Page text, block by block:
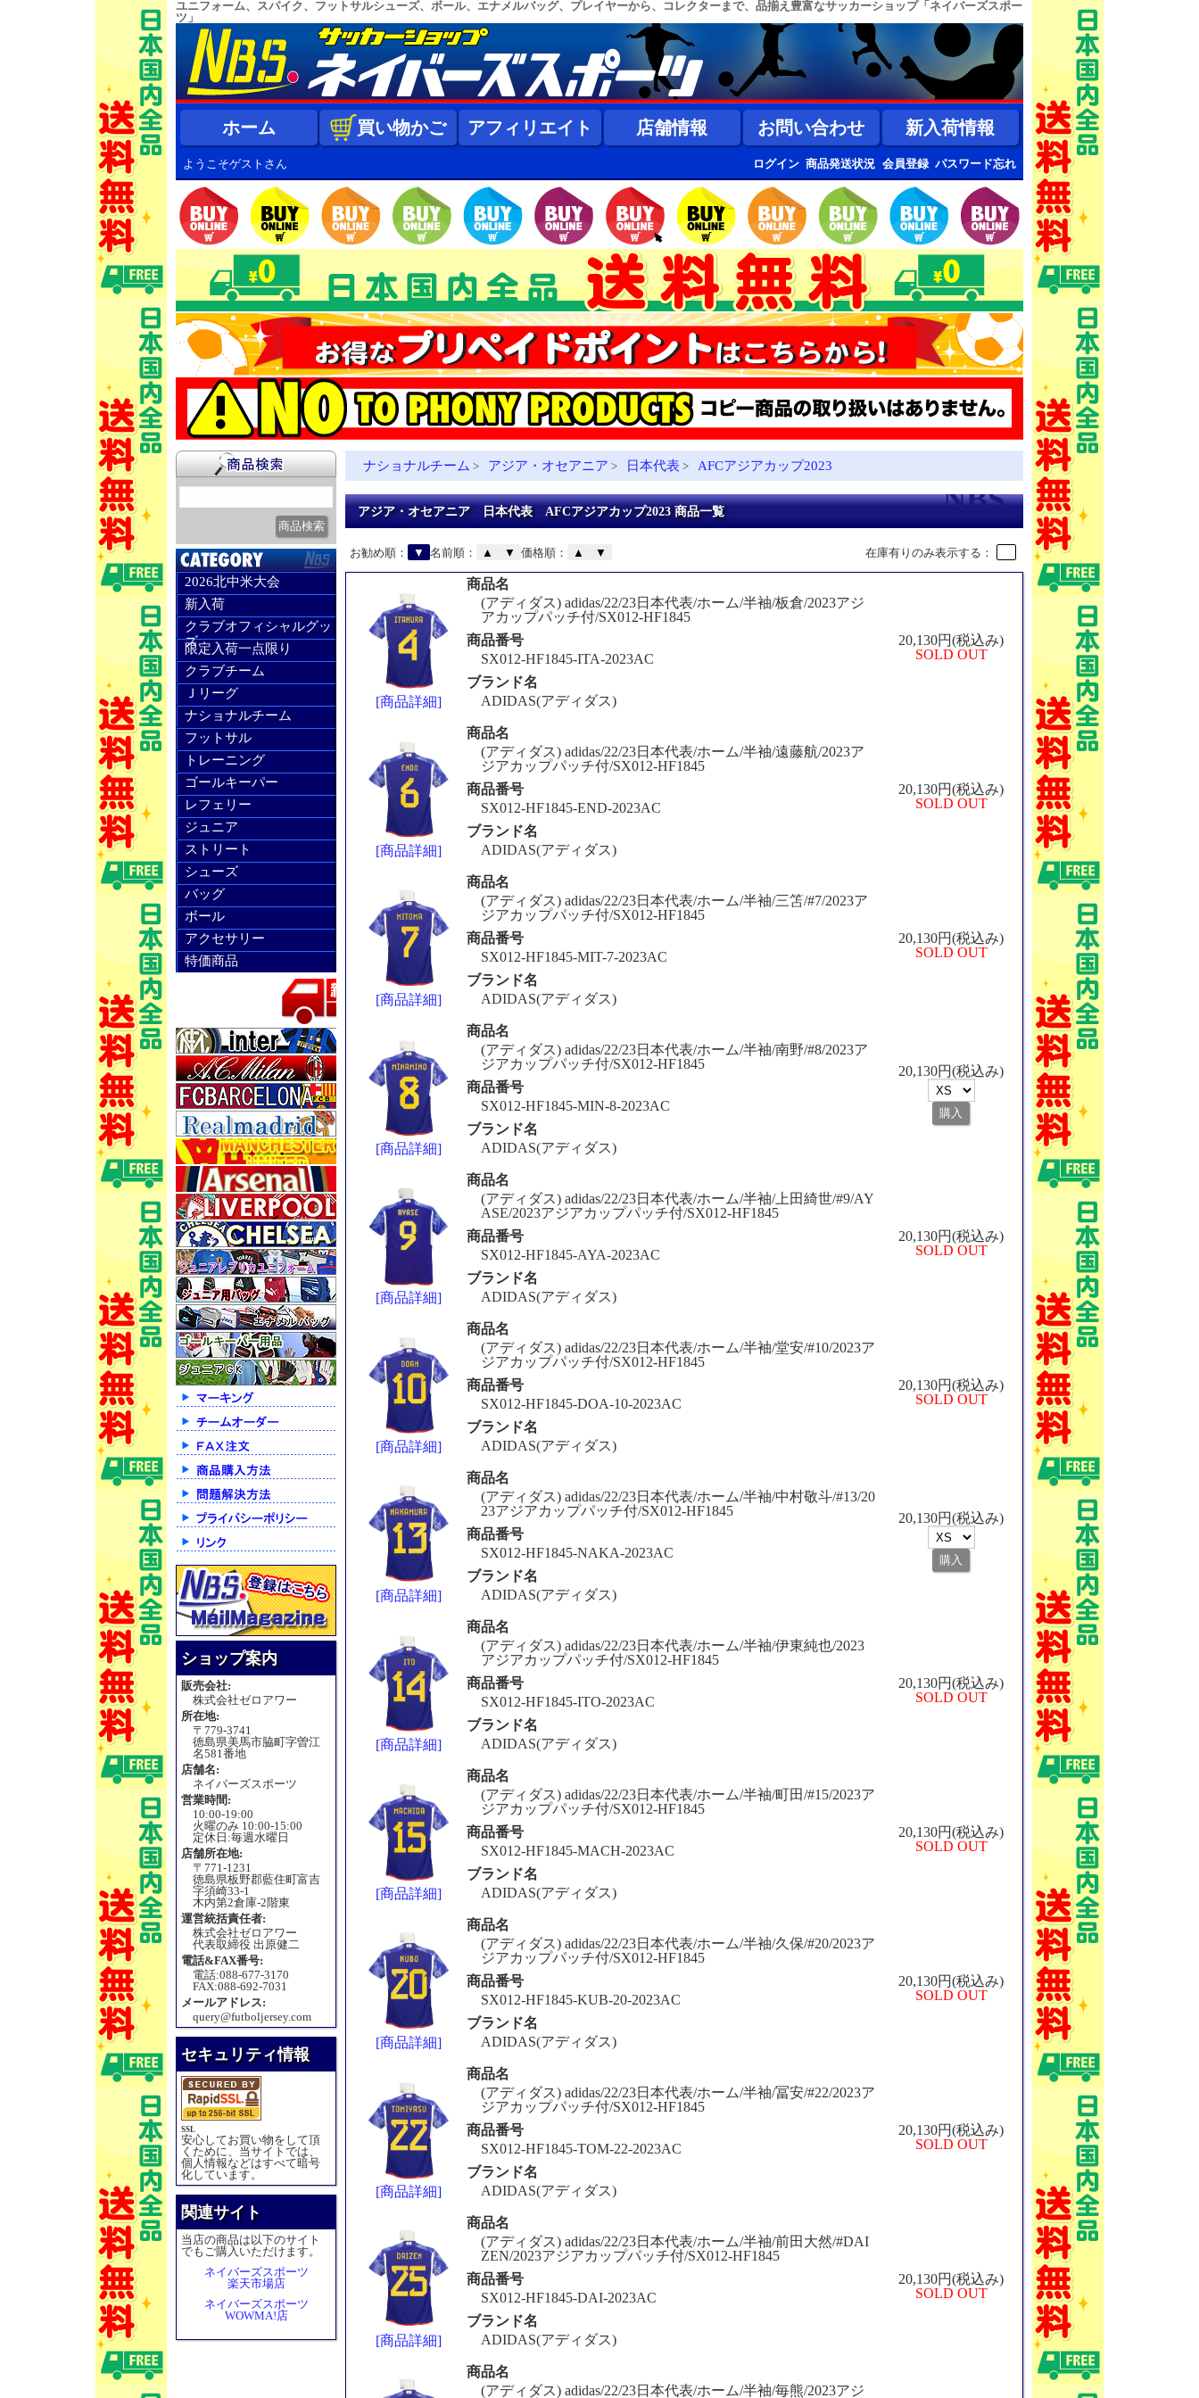
ユニフォーム、スパイク、フットサルシューズ、ボール、エナメルバッグ、プレイヤーから、コレクターまで、品揃え豊富なサッカーショップ「ネイバーズスポー
ツ」
ホーム 買い物かご アフィリエイト 店舗情報 お問い合わせ 新入荷情報
ようこそゲストさん ログイン 商品発送状況 会員登録 パスワード忘れ
2026北中米大会
新入荷
クラブオフィシャルグッ
ズ
限定入荷一点限り
クラブチーム
Ｊリーグ
ナショナルチーム
フットサル
トレーニング
ゴールキーパー
レフェリー
ジュニア
ストリート
シューズ
バッグ
ボール
アクセサリー
特価商品
ショップ案内
販売会社:
株式会社ゼロアワー
所在地:
〒779-3741
徳島県美馬市脇町字曽江
名581番地
店舗名:
ネイバーズスポーツ
営業時間:
10:00-19:00
火曜のみ 10:00-15:00
定休日:毎週水曜日
店舗所在地:
〒771-1231
徳島県板野郡藍住町富吉
字須崎33-1
木内第2倉庫-2階東
運営統括責任者:
株式会社ゼロアワー
代表取締役 出原健二
電話&FAX番号:
電話:088-677-3170
FAX:088-692-7031
メールアドレス:
query@futboljersey.com
セキュリティ情報
SSL
安心してお買い物をして頂
くために、当サイトでは、
個人情報などはすべて暗号
化しています。
関連サイト
当店の商品は以下のサイト
でもご購入いただけます。
ネイバーズスポーツ
楽天市場店
ネイバーズスポーツ
WOWMA!店
ナショナルチーム > アジア・オセアニア > 日本代表 > AFCアジアカップ2023
アジア・オセアニア 日本代表 AFCアジアカップ2023 商品一覧
お勧め順： ▼ 名前順： ▲ ▼ 価格順： ▲ ▼ 在庫有りのみ表示する：
[商品詳細]
商品名
(アディダス) adidas/22/23日本代表/ホーム/半袖/板倉/2023アジ
アカップパッチ付/SX012-HF1845
商品番号
SX012-HF1845-ITA-2023AC
ブランド名
ADIDAS(アディダス)
20,130円(税込み)
SOLD OUT
[商品詳細]
商品名
(アディダス) adidas/22/23日本代表/ホーム/半袖/遠藤航/2023ア
ジアカップパッチ付/SX012-HF1845
商品番号
SX012-HF1845-END-2023AC
ブランド名
ADIDAS(アディダス)
20,130円(税込み)
SOLD OUT
[商品詳細]
商品名
(アディダス) adidas/22/23日本代表/ホーム/半袖/三笘/#7/2023ア
ジアカップパッチ付/SX012-HF1845
商品番号
SX012-HF1845-MIT-7-2023AC
ブランド名
ADIDAS(アディダス)
20,130円(税込み)
SOLD OUT
[商品詳細]
商品名
(アディダス) adidas/22/23日本代表/ホーム/半袖/南野/#8/2023ア
ジアカップパッチ付/SX012-HF1845
商品番号
SX012-HF1845-MIN-8-2023AC
ブランド名
ADIDAS(アディダス)
20,130円(税込み)
[商品詳細]
商品名
(アディダス) adidas/22/23日本代表/ホーム/半袖/上田綺世/#9/AY
ASE/2023アジアカップパッチ付/SX012-HF1845
商品番号
SX012-HF1845-AYA-2023AC
ブランド名
ADIDAS(アディダス)
20,130円(税込み)
SOLD OUT
[商品詳細]
商品名
(アディダス) adidas/22/23日本代表/ホーム/半袖/堂安/#10/2023ア
ジアカップパッチ付/SX012-HF1845
商品番号
SX012-HF1845-DOA-10-2023AC
ブランド名
ADIDAS(アディダス)
20,130円(税込み)
SOLD OUT
[商品詳細]
商品名
(アディダス) adidas/22/23日本代表/ホーム/半袖/中村敬斗/#13/20
23アジアカップパッチ付/SX012-HF1845
商品番号
SX012-HF1845-NAKA-2023AC
ブランド名
ADIDAS(アディダス)
20,130円(税込み)
[商品詳細]
商品名
(アディダス) adidas/22/23日本代表/ホーム/半袖/伊東純也/2023
アジアカップパッチ付/SX012-HF1845
商品番号
SX012-HF1845-ITO-2023AC
ブランド名
ADIDAS(アディダス)
20,130円(税込み)
SOLD OUT
[商品詳細]
商品名
(アディダス) adidas/22/23日本代表/ホーム/半袖/町田/#15/2023ア
ジアカップパッチ付/SX012-HF1845
商品番号
SX012-HF1845-MACH-2023AC
ブランド名
ADIDAS(アディダス)
20,130円(税込み)
SOLD OUT
[商品詳細]
商品名
(アディダス) adidas/22/23日本代表/ホーム/半袖/久保/#20/2023ア
ジアカップパッチ付/SX012-HF1845
商品番号
SX012-HF1845-KUB-20-2023AC
ブランド名
ADIDAS(アディダス)
20,130円(税込み)
SOLD OUT
[商品詳細]
商品名
(アディダス) adidas/22/23日本代表/ホーム/半袖/冨安/#22/2023ア
ジアカップパッチ付/SX012-HF1845
商品番号
SX012-HF1845-TOM-22-2023AC
ブランド名
ADIDAS(アディダス)
20,130円(税込み)
SOLD OUT
[商品詳細]
商品名
(アディダス) adidas/22/23日本代表/ホーム/半袖/前田大然/#DAI
ZEN/2023アジアカップパッチ付/SX012-HF1845
商品番号
SX012-HF1845-DAI-2023AC
ブランド名
ADIDAS(アディダス)
20,130円(税込み)
SOLD OUT
商品名
(アディダス) adidas/22/23日本代表/ホーム/半袖/毎熊/2023アジ